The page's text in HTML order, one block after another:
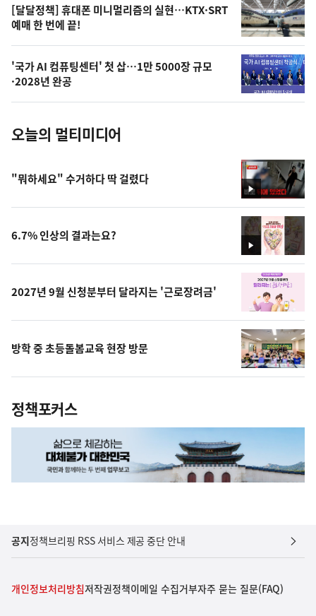
오
늘
의
사
진
[달달정책] 휴대폰 미니멀리즘의 실현…KTX·SRT
예매 한 번에 끝!
'국가 AI 컴퓨팅센터' 첫 삽…1만 5000장 규모
·2028년 완공
오늘의 멀티미디어
영
상
"뭐하세요" 수거하다 딱 걸렸다
영
상
6.7% 인상의 결과는요?
2027년 9월 신청분부터 달라지는 '근로장려금'
방학 중 초등돌봄교육 현장 방문
정책포커스
공지정책브리핑 RSS 서비스 제공 중단 안내
개인정보처리방침저작권정책이메일 수집거부자주 묻는 질문(FAQ)